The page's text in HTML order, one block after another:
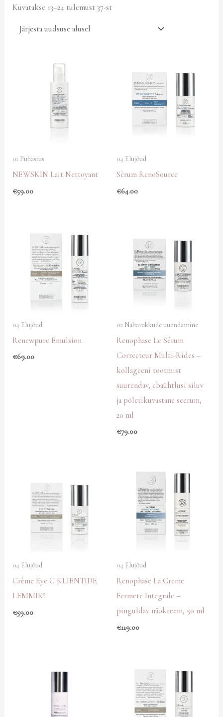
Kuvatakse 13–24 tulemust 37-st
01 Puhastus
NEWSKIN Lait Nettoyant
€59.00
04 Elujõud
Sèrum RenoSource
€64.00
04 Elujõud
Renewpure Emulsion
€69.00
02 Naharakkude uuendamine
Renophase Le Sérum
Correcteur Multi-Rides –
kollageeni tootmist
suurendav, ebaühtlusi siluv
ja põletikuvastane seerum,
20 ml
€79.00
04 Elujõud
Crème Eye C KLIENTIDE
LEMMIK!
€59.00
04 Elujõud
Renophase La Creme
Fermete Integrale –
pinguldav näokreem, 50 ml
€119.00